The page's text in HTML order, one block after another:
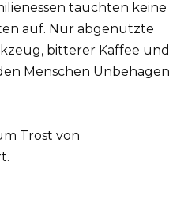
tauchten keine
auf. Nur abgenutzte
bitterer Kaffee und
Menschen Unbehagen
Trost von